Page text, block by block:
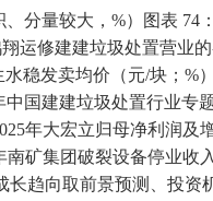
量较大，%）图表 74
运修建建垃圾处置营业
稳发卖均价（元/块；
国建建垃圾处置行业
年大宏立归母净利润
矿集团破裂设备停业
趋向取前景预测、投